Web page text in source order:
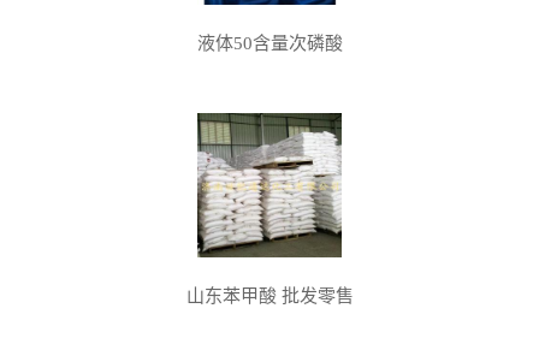
液体50含量次磷酸
山东苯甲酸 批发零售